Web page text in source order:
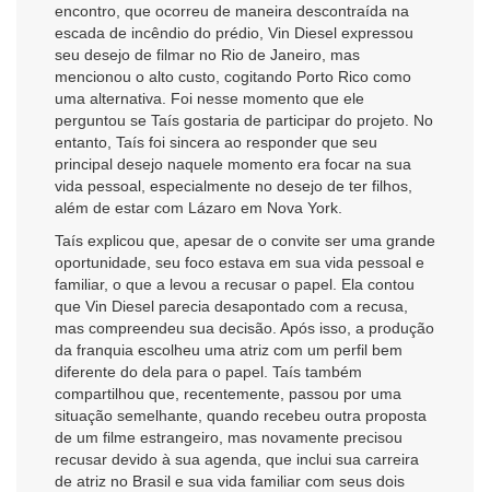
encontro, que ocorreu de maneira descontraída na
escada de incêndio do prédio, Vin Diesel expressou
seu desejo de filmar no Rio de Janeiro, mas
mencionou o alto custo, cogitando Porto Rico como
uma alternativa. Foi nesse momento que ele
perguntou se Taís gostaria de participar do projeto. No
entanto, Taís foi sincera ao responder que seu
principal desejo naquele momento era focar na sua
vida pessoal, especialmente no desejo de ter filhos,
além de estar com Lázaro em Nova York.
Taís explicou que, apesar de o convite ser uma grande
oportunidade, seu foco estava em sua vida pessoal e
familiar, o que a levou a recusar o papel. Ela contou
que Vin Diesel parecia desapontado com a recusa,
mas compreendeu sua decisão. Após isso, a produção
da franquia escolheu uma atriz com um perfil bem
diferente do dela para o papel. Taís também
compartilhou que, recentemente, passou por uma
situação semelhante, quando recebeu outra proposta
de um filme estrangeiro, mas novamente precisou
recusar devido à sua agenda, que inclui sua carreira
de atriz no Brasil e sua vida familiar com seus dois